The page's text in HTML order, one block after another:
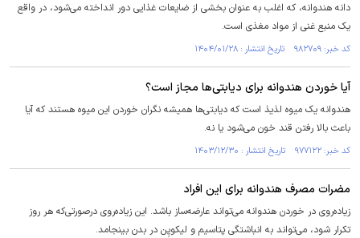
دانه هندوانه، که اغلب به عنوان بخشی از ضایعات غذایی دور انداخته می‌شود، در واقع
یک منبع غنی از مواد مغذی است.
کد خبر: ۹۸۲۷۰۹ تاریخ انتشار : ۱۴۰۴/۰۱/۲۸
آیا خوردن هندوانه برای دیابتی‌ها مجاز است؟
هندوانه یک میوه لذیذ است که دیابتی‌ها همیشه نگران خوردن این میوه هستند که آیا
باعث بالا رفتن قند خون می‌شود یا نه.
کد خبر: ۹۷۷۱۲۲ تاریخ انتشار : ۱۴۰۳/۱۲/۳۰
مضرات مصرف هندوانه برای این افراد
زیاده‌روی در خوردن هندوانه می‌تواند عارضه‌ساز باشد. این زیاده‌روی درصورتی‌که هر روز
تکرار شود، می‌تواند به انباشتگی پتاسیم و لیکوپِن در بدن بینجامد.